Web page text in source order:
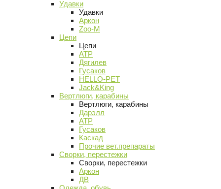
Удавки
Удавки
Аркон
Zoo-M
Цепи
Цепи
АТР
Дягилев
Гусаков
HELLO-PET
Jack&King
Вертлюги, карабины
Вертлюги, карабины
Дарэлл
АТР
Гусаков
Каскад
Прочие вет.препараты
Сворки, перестежки
Сворки, перестежки
Аркон
ДВ